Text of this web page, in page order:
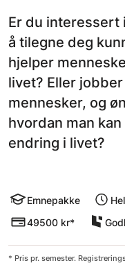
Er du interessert
å tilegne deg
hjelper
livet? Eller
mennesker, og
hvordan man
endring i livet?
Emnepakke
49500 kr*
* Pris pr. semester.